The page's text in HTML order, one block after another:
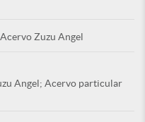
Acervo Zuzu Angel
Angel; Acervo particular